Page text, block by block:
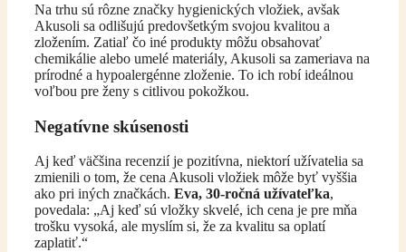
Na trhu sú rôzne značky hygienických vložiek, avšak
Akusoli sa odlišujú predovšetkým svojou kvalitou a
zložením. Zatiaľ čo iné produkty môžu obsahovať
chemikálie alebo umelé materiály, Akusoli sa zameriava na
prírodné a hypoalergénne zloženie. To ich robí ideálnou
voľbou pre ženy s citlivou pokožkou.
Negatívne skúsenosti
Aj keď väčšina recenzií je pozitívna, niektorí užívatelia sa
zmienili o tom, že cena Akusoli vložiek môže byť vyššia
ako pri iných značkách. Eva, 30-ročná užívateľka,
povedala: „Aj keď sú vložky skvelé, ich cena je pre mňa
trošku vysoká, ale myslím si, že za kvalitu sa oplatí
zaplatiť.“